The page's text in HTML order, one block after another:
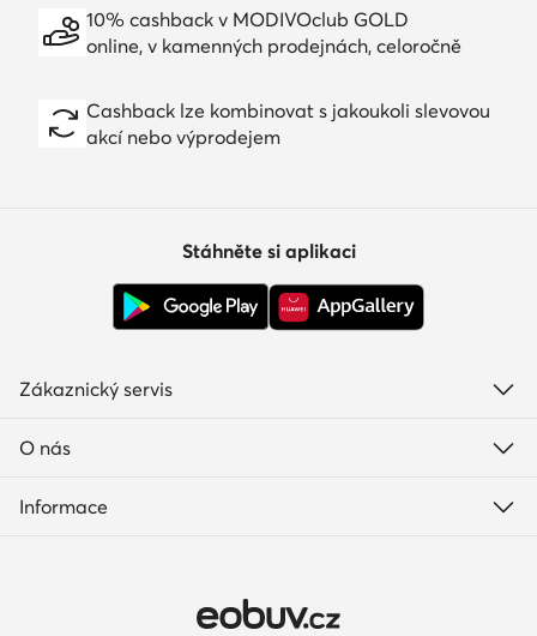
10% cashback v MODIVOclub GOLD
online, v kamenných prodejnách, celoročně
Cashback lze kombinovat s jakoukoli slevovou
akcí nebo výprodejem
Stáhněte si aplikaci
Zákaznický servis
O nás
Informace